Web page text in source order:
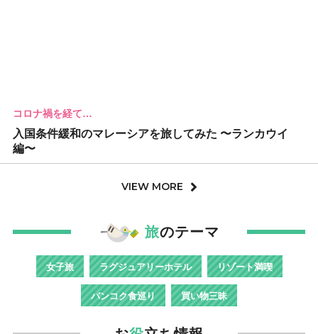
コロナ禍を経て…
入国条件緩和のマレーシアを旅してみた 〜ランカウイ
編〜
VIEW MORE
旅のテーマ
女子旅 ラグジュアリーホテル リゾート満喫
バンコク食巡り 買い物三昧